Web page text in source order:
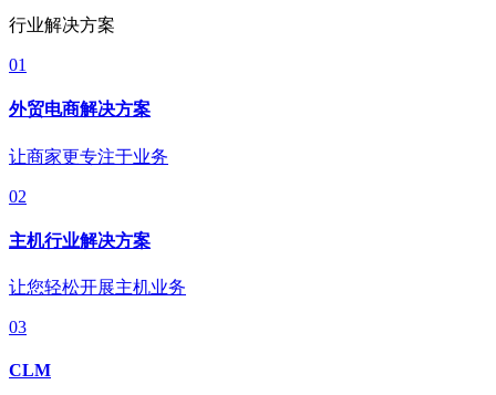
行业解决方案
01
外贸电商解决方案
让商家更专注于业务
02
主机行业解决方案
让您轻松开展主机业务
03
CLM